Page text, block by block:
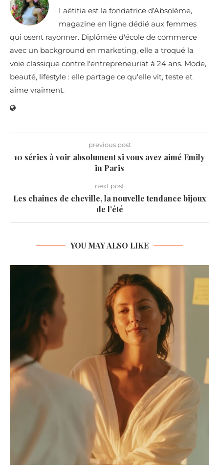
Laëtitia est la fondatrice d'Absolème,
magazine en ligne dédié aux femmes
qui osent rayonner. Diplômée d'école de commerce
avec un background en marketing, elle a troqué la
voie classique contre l'entrepreneuriat à 24 ans. Mode,
beauté, lifestyle : elle partage ce qu'elle vit, teste et
aime vraiment.
previous post
10 séries à voir absolument si vous avez aimé Emily
in Paris
next post
Les chaînes de cheville, la nouvelle tendance bijoux
de l’été
YOU MAY ALSO LIKE